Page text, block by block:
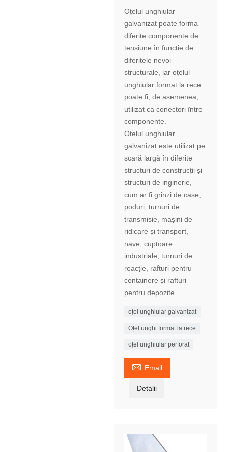
Oțelul unghiular
galvanizat poate forma
diferite componente de
tensiune în funcție de
diferitele nevoi
structurale, iar oțelul
unghiular format la rece
poate fi, de asemenea,
utilizat ca conectori între
componente.
Oțelul unghiular
galvanizat este utilizat pe
scară largă în diferite
structuri de construcții și
structuri de inginerie,
cum ar fi grinzi de case,
poduri, turnuri de
transmisie, mașini de
ridicare și transport,
nave, cuptoare
industriale, turnuri de
reacție, rafturi pentru
containere și rafturi
pentru depozite.
oțel unghiular galvanizat
Oțel unghi format la rece
oțel unghiular perforat
 Email
Detalii